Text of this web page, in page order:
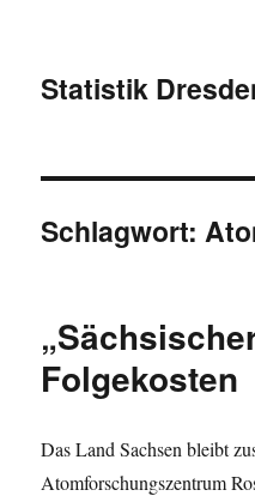
Statistik
Schlagwort:
Folgekosten
Das Land Sachsen bleibt
Atomforschungszentrum